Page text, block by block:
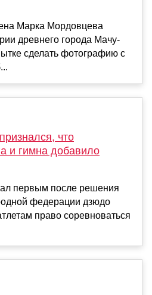
Марка Мордовцева
древнего города Мачу-
сделать фотографию с
что
и гимна добавило
первым после решения
федерации дзюдо
право соревноваться